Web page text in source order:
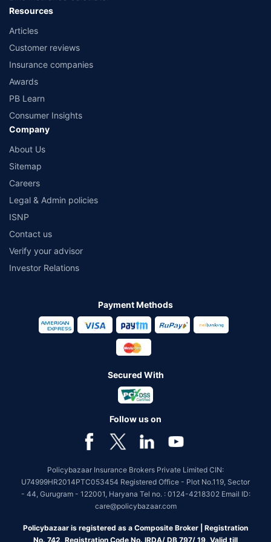
Source: Value Research).
Resources
Articles
Customer reviews
Insurance companies
Awards
PB Learn
Consumer Insights
Company
About Us
Sitemap
Careers
Legal & Admin policies
ISNP
Contact us
Verify your advisor
Investor Relations
Payment Methods
Secured With
Follow us on
Policybazaar Insurance Brokers Private Limited CIN:
U74999HR2014PTC053454 Registered Office - Plot No.119, Sector
- 44, Gurugram - 122001, Haryana Tel no. : 0124-4218302 Email ID:
care@policybazaar.com
Policybazaar is registered as a Composite Broker | Registration
No. 742, Registration Code No. IRDA/ DB 797/ 19, Valid till